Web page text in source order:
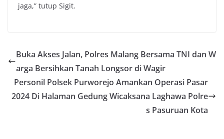
jaga,” tutup Sigit.
Buka Akses Jalan, Polres Malang Bersama TNI dan W
arga Bersihkan Tanah Longsor di Wagir
Personil Polsek Purworejo Amankan Operasi Pasar
2024 Di Halaman Gedung Wicaksana Laghawa Polre
s Pasuruan Kota